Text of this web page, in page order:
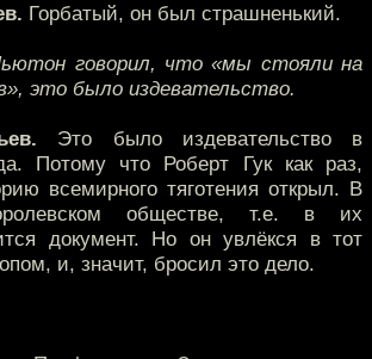
Горбатый, он был страшненький.
говорил, что «мы стояли на
это было издевательство.
Это было издевательство в
Потому что Роберт Гук как раз,
всемирного тяготения открыл. В
обществе, т.е. в их
документ. Но он увлёкся в тот
и, значит, бросил это дело.